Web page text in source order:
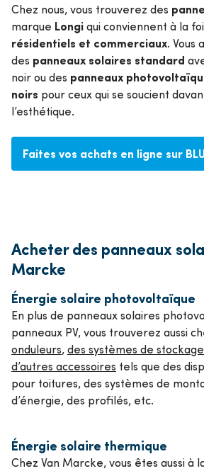
Chez nous, vous trouverez des
marque Longiqui conviennent à la
résidentiels et commerciaux. Vous
des panneaux solaires standard
noir ou des panneaux
noirs pour ceux qui se soucient
l’esthétique.
Faites vos achats en ligne sur
Acheter des panneaux
Marcke
Énergie solaire photovoltaïque
En plus de panneaux solaires
panneaux PV, vous trouverez aussi
onduleurs, des systèmes de
d’autres accessoires tels que des
pour toitures, des systèmes de
d’énergie, des profilés, etc.
Énergie solaire thermique
Chez Van Marcke, vous êtes aussi à